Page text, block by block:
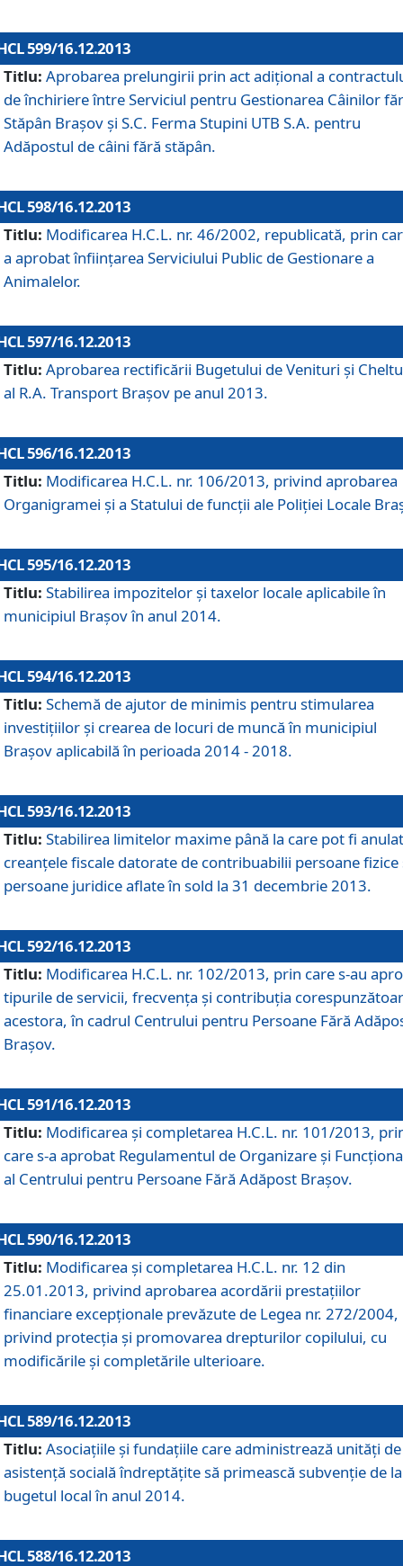
599/16.12.2013
Titlu: Aprobarea prelungirii prin act adiţional a
de închiriere între Serviciul pentru Gestionarea Câinilor
Stăpân Braşov şi S.C. Ferma Stupini UTB S.A. pentru
Adăpostul de câini fără stăpân.
598/16.12.2013
Titlu: Modificarea H.C.L. nr. 46/2002, republicată, prin
a aprobat înfiinţarea Serviciului Public de Gestionare a
Animalelor.
597/16.12.2013
Titlu: Aprobarea rectificării Bugetului de Venituri şi
al R.A. Transport Braşov pe anul 2013.
596/16.12.2013
Titlu: Modificarea H.C.L. nr. 106/2013, privind aprobarea
Organigramei şi a Statului de funcţii ale Poliţiei Locale
595/16.12.2013
Titlu: Stabilirea impozitelor şi taxelor locale aplicabile în
municipiul Braşov în anul 2014.
594/16.12.2013
Titlu: Schemă de ajutor de minimis pentru stimularea
investiţiilor şi crearea de locuri de muncă în municipiul
Braşov aplicabilă în perioada 2014 - 2018.
593/16.12.2013
Titlu: Stabilirea limitelor maxime până la care pot fi
creanţele fiscale datorate de contribuabilii persoane fizice
persoane juridice aflate în sold la 31 decembrie 2013.
592/16.12.2013
Titlu: Modificarea H.C.L. nr. 102/2013, prin care s-au
tipurile de servicii, frecvenţa şi contribuţia
acestora, în cadrul Centrului pentru Persoane Fără
Braşov.
591/16.12.2013
Titlu: Modificarea şi completarea H.C.L. nr. 101/2013,
care s-a aprobat Regulamentul de Organizare şi
al Centrului pentru Persoane Fără Adăpost Braşov.
590/16.12.2013
Titlu: Modificarea şi completarea H.C.L. nr. 12 din
25.01.2013, privind aprobarea acordării prestaţiilor
financiare excepţionale prevăzute de Legea nr. 272/2004,
privind protecţia şi promovarea drepturilor copilului, cu
modificările şi completările ulterioare.
589/16.12.2013
Titlu: Asociaţiile şi fundaţiile care administrează unităţi de
asistenţă socială îndreptăţite să primească subvenţie de la
bugetul local în anul 2014.
588/16.12.2013